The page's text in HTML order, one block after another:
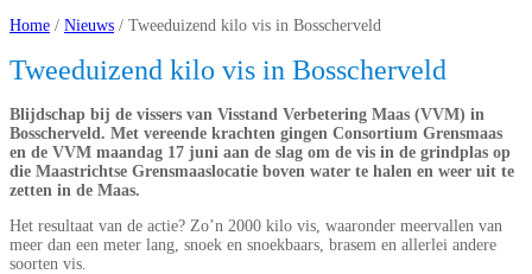
Home / Nieuws / Tweeduizend kilo vis in Bosscherveld
Tweeduizend kilo vis in Bosscherveld
Blijdschap bij de vissers van Visstand Verbetering Maas (VVM) in
Bosscherveld. Met vereende krachten gingen Consortium Grensmaas
en de VVM maandag 17 juni aan de slag om de vis in de grindplas op
die Maastrichtse Grensmaaslocatie boven water te halen en weer uit te
zetten in de Maas.
Het resultaat van de actie? Zo’n 2000 kilo vis, waaronder meervallen van
meer dan een meter lang, snoek en snoekbaars, brasem en allerlei andere
soorten vis.